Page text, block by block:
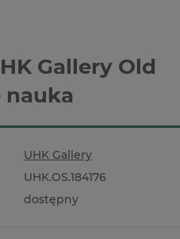
Gallery Old
nauka
UHK Gallery
UHK.OS.184176
dostępny